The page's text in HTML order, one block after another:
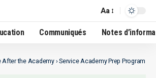
Aa
Communiqués Notes
After the Academy›Service Academy Prep Program